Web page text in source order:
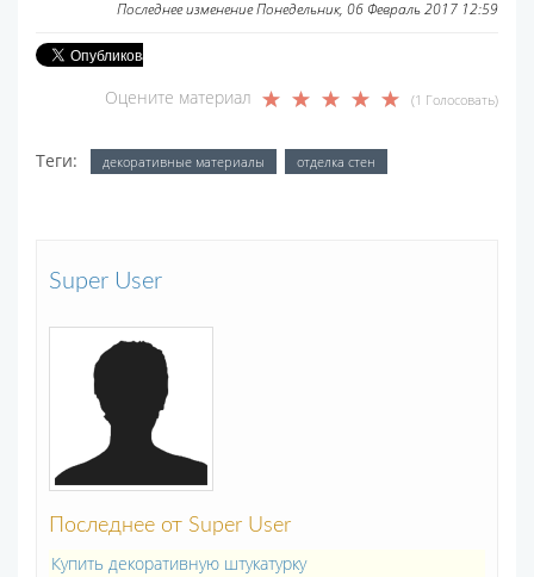
Последнее изменение Понедельник, 06 Февраль 2017 12:59
Оцените материал (1 Голосовать)
Теги: декоративные материалы отделка стен
Super User
Последнее от Super User
Купить декоративную штукатурку